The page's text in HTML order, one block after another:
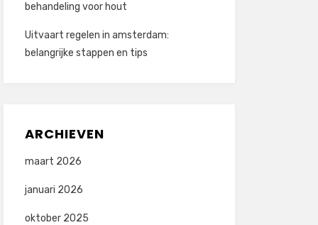
behandeling voor hout
Uitvaart regelen in amsterdam:
belangrijke stappen en tips
ARCHIEVEN
maart 2026
januari 2026
oktober 2025